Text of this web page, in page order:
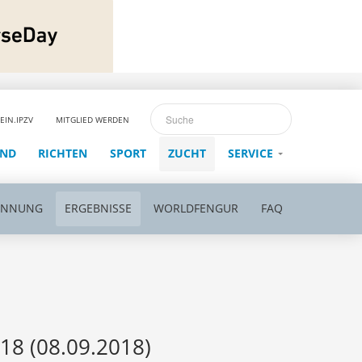
MITGLIED WERDEN
RICHTEN SPORT ZUCHT SERVICE
ERGEBNISSE WORLDFENGUR FAQ
(08.09.2018)